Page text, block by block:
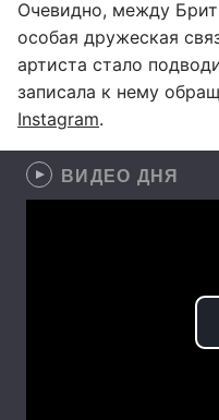
Очевидно, между
особая дружеская
артиста стало
записала к нему
Instagram.
ВИДЕО ДНЯ